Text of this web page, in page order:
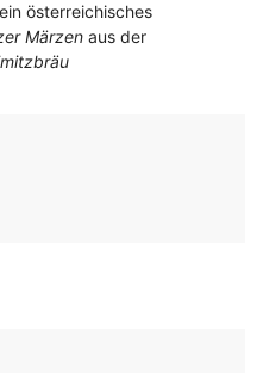
österreichisches
Märzen aus der